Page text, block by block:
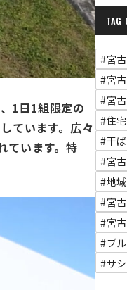
1日1組限定の
ています。広々
ています。特
TAG
#宮
#宮
#宮
#住
#干
#宮
#地
#宮
#宮
#ブ
#サ